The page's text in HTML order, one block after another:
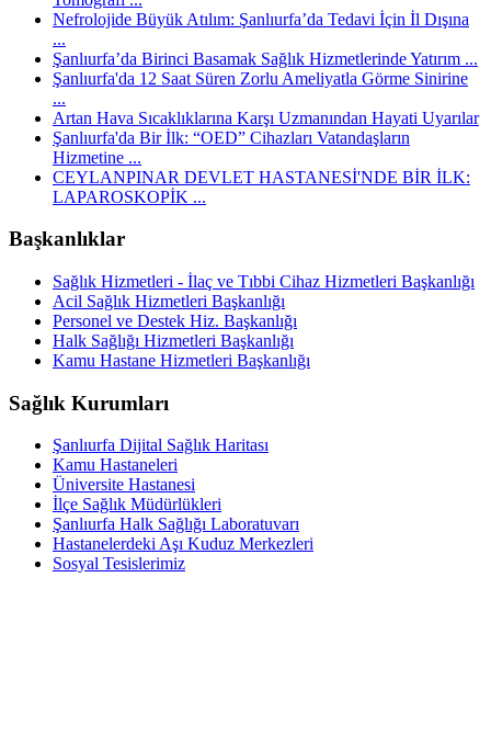
Nefrolojide Büyük Atılım: Şanlıurfa’da Tedavi İçin İl Dışına
...
Şanlıurfa’da Birinci Basamak Sağlık Hizmetlerinde Yatırım ...
Şanlıurfa'da 12 Saat Süren Zorlu Ameliyatla Görme Sinirine
...
Artan Hava Sıcaklıklarına Karşı Uzmanından Hayati Uyarılar
Şanlıurfa'da Bir İlk: “OED” Cihazları Vatandaşların
Hizmetine ...
CEYLANPINAR DEVLET HASTANESİ'NDE BİR İLK:
LAPAROSKOPİK ...
Başkanlıklar
Sağlık Hizmetleri - İlaç ve Tıbbi Cihaz Hizmetleri Başkanlığı
Acil Sağlık Hizmetleri Başkanlığı
Personel ve Destek Hiz. Başkanlığı
Halk Sağlığı Hizmetleri Başkanlığı
Kamu Hastane Hizmetleri Başkanlığı
Sağlık Kurumları
Şanlıurfa Dijital Sağlık Haritası
Kamu Hastaneleri
Üniversite Hastanesi
İlçe Sağlık Müdürlükleri
Şanlıurfa Halk Sağlığı Laboratuvarı
Hastanelerdeki Aşı Kuduz Merkezleri
Sosyal Tesislerimiz